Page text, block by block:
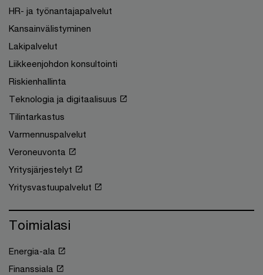
HR- ja työnantajapalvelut
Kansainvälistyminen
Lakipalvelut
Liikkeenjohdon konsultointi
Riskienhallinta
Teknologia ja digitaalisuus
Tilintarkastus
Varmennuspalvelut
Veroneuvonta
Yritysjärjestelyt
Yritysvastuupalvelut
Toimialasi
Energia-ala
Finanssiala